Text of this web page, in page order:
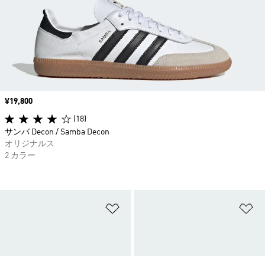
価格
¥19,800
(18)
サンバ Decon / Samba Decon
オリジナルス
2 カラー